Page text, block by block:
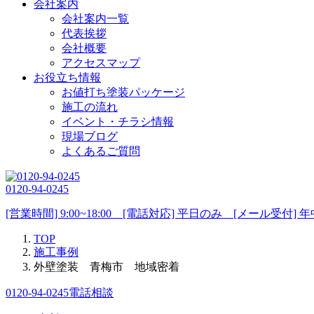
会社案内
会社案内一覧
代表挨拶
会社概要
アクセスマップ
お役立ち情報
お値打ち塗装パッケージ
施工の流れ
イベント・チラシ情報
現場ブログ
よくあるご質問
0120-94-0245
[営業時間] 9:00~18:00 [電話対応] 平日のみ [メール受付] 年
TOP
施工事例
外壁塗装 青梅市 地域密着
0120-94-0245電話相談